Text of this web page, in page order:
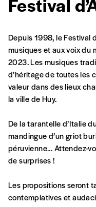
Se
Mot de passe oublié?
A partir de 2021,
l’interculturel,
par l’acheteur
peut être une
qu’il estime
activités et
solidarité, nous
vous-mêmes le
Depuis 1998, le Festival
musiques et aux voix du
2023. Les musiques
d’héritage de toutes les
valeur dans des lieux
la ville de Huy.
De la tarantelle d’Italie
mandingue d’un griot
péruvienne… Attendez-
de surprises !
Les propositions seront
contemplatives et